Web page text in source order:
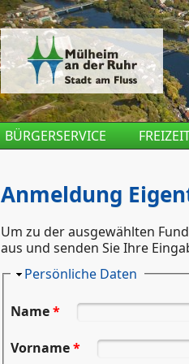
BÜRGERSERVICE
Anmeldung
Um zu der ausgewählten
aus und senden Sie Ihre
Ausblenden
Persönliche Daten
Name*
Vorname*